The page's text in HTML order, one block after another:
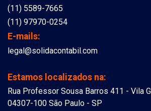
(11) 5589-7665
(11) 97970-0254
E-mails:
legal@solidacontabil.com
Estamos localizados na:
Rua Professor Sousa Barros 411 - Vila
04307-100 São Paulo - SP